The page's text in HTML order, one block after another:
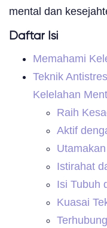
mental dan
Daftar Isi
Memahami
Teknik
Kelelahan
Raih
Aktif
Istirahat
Isi Tubuh
Kuasai